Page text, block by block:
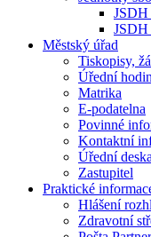
JSDH
Městský úřad
Tiskopisy,
Úřední
Matrika
E-podatelna
Povinné
Kontaktní
Úřední deska
Zastupitel
Praktické
Hlášení
Zdravotní